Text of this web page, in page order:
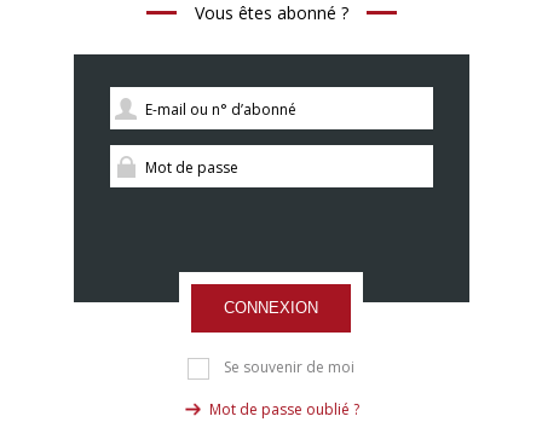
Vous êtes abonné ?
CONNEXION
Se souvenir de moi
Mot de passe oublié ?